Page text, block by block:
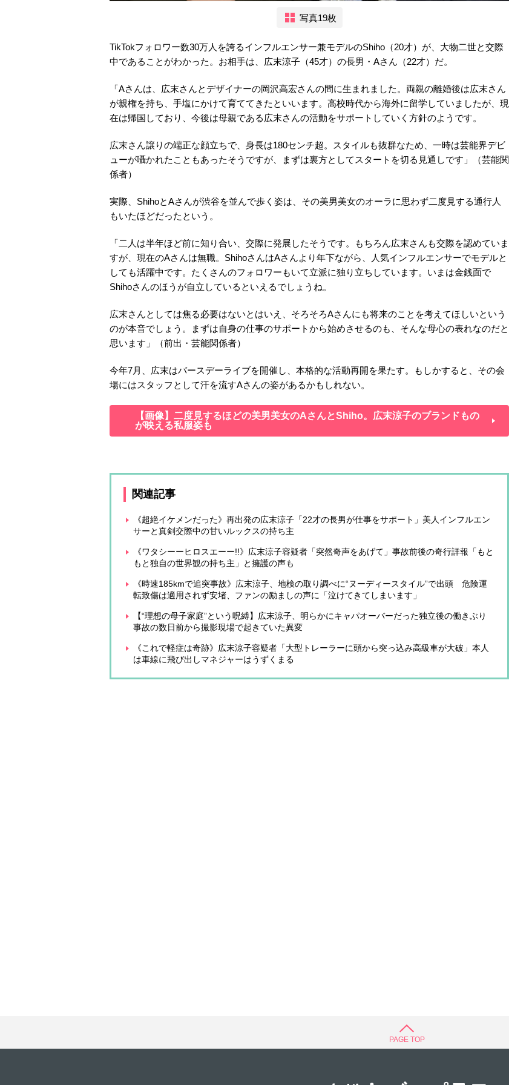
写真19枚
TikTokフォロワー数30万人を誇るインフルエンサー兼モデルのShiho（20才）が、大物二世と交際
中であることがわかった。お相手は、広末涼子（45才）の長男・Aさん（22才）だ。
「Aさんは、広末さんとデザイナーの岡沢高宏さんの間に生まれました。両親の離婚後は広末さん
が親権を持ち、手塩にかけて育ててきたといいます。高校時代から海外に留学していましたが、現
在は帰国しており、今後は母親である広末さんの活動をサポートしていく方針のようです。
広末さん譲りの端正な顔立ちで、身長は180センチ超。スタイルも抜群なため、一時は芸能界デビ
ューが囁かれたこともあったそうですが、まずは裏方としてスタートを切る見通しです」（芸能関
係者）
実際、ShihoとAさんが渋谷を並んで歩く姿は、その美男美女のオーラに思わず二度見する通行人
もいたほどだったという。
「二人は半年ほど前に知り合い、交際に発展したそうです。もちろん広末さんも交際を認めていま
すが、現在のAさんは無職。ShihoさんはAさんより年下ながら、人気インフルエンサーでモデルと
しても活躍中です。たくさんのフォロワーもいて立派に独り立ちしています。いまは金銭面で
Shihoさんのほうが自立しているといえるでしょうね。
広末さんとしては焦る必要はないとはいえ、そろそろAさんにも将来のことを考えてほしいという
のが本音でしょう。まずは自身の仕事のサポートから始めさせるのも、そんな母心の表れなのだと
思います」（前出・芸能関係者）
今年7月、広末はバースデーライブを開催し、本格的な活動再開を果たす。もしかすると、その会
場にはスタッフとして汗を流すAさんの姿があるかもしれない。
【画像】二度見するほどの美男美女のAさんとShiho。広末涼子のブランドもの
が映える私服姿も
関連記事
《超絶イケメンだった》再出発の広末涼子「22才の長男が仕事をサポート」美人インフルエン
サーと真剣交際中の甘いルックスの持ち主
《ワタシーーヒロスエーー!!》広末涼子容疑者「突然奇声をあげて」事故前後の奇行詳報「もと
もと独自の世界観の持ち主」と擁護の声も
《時速185kmで追突事故》広末涼子、地検の取り調べに“ヌーディースタイル”で出頭 危険運
転致傷は適用されず安堵、ファンの励ましの声に「泣けてきてしまいます」
【“理想の母子家庭”という呪縛】広末涼子、明らかにキャパオーバーだった独立後の働きぶり
事故の数日前から撮影現場で起きていた異変
《これで軽症は奇跡》広末涼子容疑者「大型トレーラーに頭から突っ込み高級車が大破」本人
は車線に飛び出しマネジャーはうずくまる
PAGE TOP